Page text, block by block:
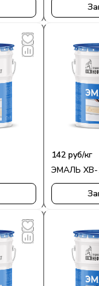
142 руб/кг
ЭМАЛЬ ХВ-